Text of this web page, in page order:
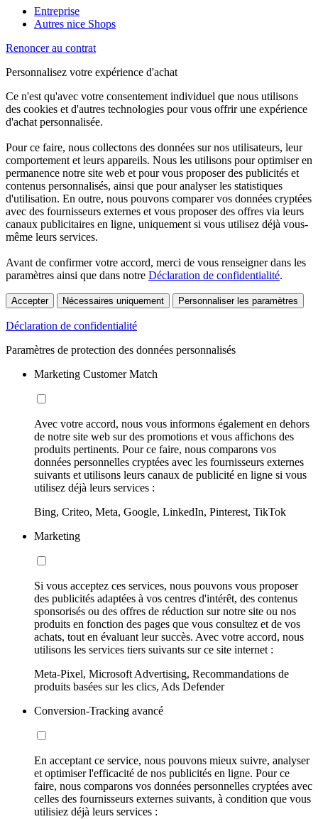
Entreprise
Autres nice Shops
Renoncer au contrat
Personnalisez votre expérience d'achat
Ce n'est qu'avec votre consentement individuel que nous utilisons
des cookies et d'autres technologies pour vous offrir une expérience
d'achat personnalisée.
Pour ce faire, nous collectons des données sur nos utilisateurs, leur
comportement et leurs appareils. Nous les utilisons pour optimiser en
permanence notre site web et pour vous proposer des publicités et
contenus personnalisés, ainsi que pour analyser les statistiques
d'utilisation. En outre, nous pouvons comparer vos données cryptées
avec des fournisseurs externes et vous proposer des offres via leurs
canaux publicitaires en ligne, uniquement si vous utilisez déjà vous-
même leurs services.
Avant de confirmer votre accord, merci de vous renseigner dans les
paramètres ainsi que dans notre Déclaration de confidentialité.
Accepter Nécessaires uniquement Personnaliser les paramètres
Déclaration de confidentialité
Paramètres de protection des données personnalisés
Marketing Customer Match
Avec votre accord, nous vous informons également en dehors
de notre site web sur des promotions et vous affichons des
produits pertinents. Pour ce faire, nous comparons vos
données personnelles cryptées avec les fournisseurs externes
suivants et utilisons leurs canaux de publicité en ligne si vous
utilisez déjà leurs services :
Bing, Criteo, Meta, Google, LinkedIn, Pinterest, TikTok
Marketing
Si vous acceptez ces services, nous pouvons vous proposer
des publicités adaptées à vos centres d'intérêt, des contenus
sponsorisés ou des offres de réduction sur notre site ou nos
produits en fonction des pages que vous consultez et de vos
achats, tout en évaluant leur succès. Avec votre accord, nous
utilisons les services tiers suivants sur ce site internet :
Meta-Pixel, Microsoft Advertising, Recommandations de
produits basées sur les clics, Ads Defender
Conversion-Tracking avancé
En acceptant ce service, nous pouvons mieux suivre, analyser
et optimiser l'efficacité de nos publicités en ligne. Pour ce
faire, nous comparons vos données personnelles cryptées avec
celles des fournisseurs externes suivants, à condition que vous
utilisiez déjà leurs services :